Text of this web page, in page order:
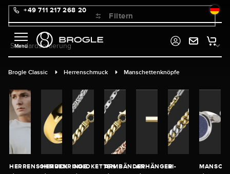
springen
+49 711 217 268 20
Brogle Classic Herrenschmuck Manschettenknöpfe
HERRENSCHMUCK
HERRENRINGEGOLDKETTENARMBÄNDERANHÄNGERBI-
Filtern